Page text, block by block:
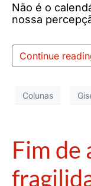
Não é o
nossa
Continue
Colunas
Fim de